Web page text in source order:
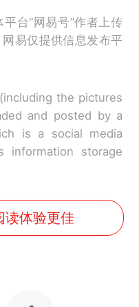
台“网易号”作者上传
易仅提供信息发布平
the pictures
and posted by a
is a social media
information storage
读体验更佳